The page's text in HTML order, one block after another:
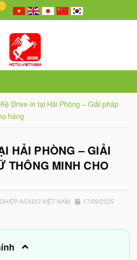
Kệ Drive-in tại Hải Phòng – Giải pháp
hàng
HẢI PHÒNG – GIẢI
THÔNG MINH CHO
ASADO VIỆT NAM
17/09/2025